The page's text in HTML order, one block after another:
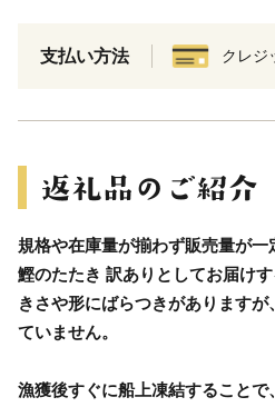
支払い方法 クレジ
規格や在庫量が揃わず販売量が一
鰹のたたき 訳ありとしてお届け
きさや形にばらつきがあります
ていません。
漁獲後すぐに船上凍結すること